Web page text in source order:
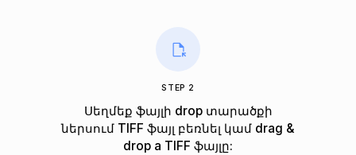
STEP 2
Սեղմեք ֆայլի drop տարածքի
ներսում TIFF ֆայլ բեռնել կամ drag &
drop a TIFF ֆայլը: